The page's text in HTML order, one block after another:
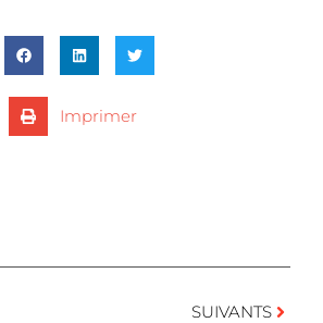
Imprimer
SUIVANTS